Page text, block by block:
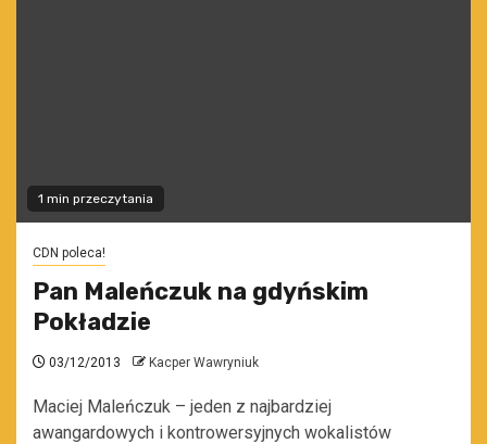
1 min przeczytania
CDN poleca!
Pan Maleńczuk na gdyńskim
Pokładzie
03/12/2013 Kacper Wawryniuk
Maciej Maleńczuk – jeden z najbardziej
awangardowych i kontrowersyjnych wokalistów